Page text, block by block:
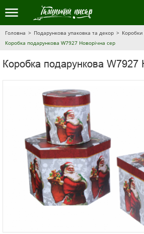
Головна Подарункова упаковка та декор
Коробки
Коробка подарункова W7927 Новорічна сер
Коробка подарункова W7927